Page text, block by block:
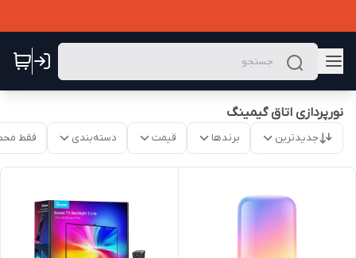
نورپردازی اتاق گیمینگ
جدیدترین برندها قیمت دسته‌بندی فقط